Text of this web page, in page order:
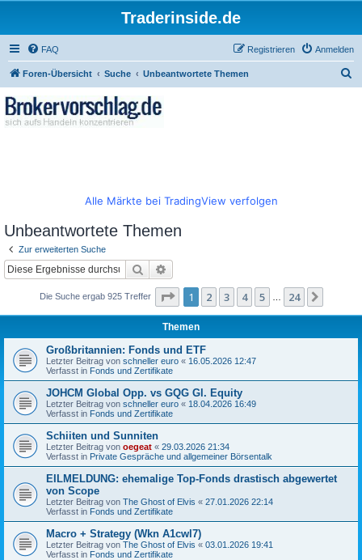
Traderinside.de
FAQ Anmelden
Registrieren
Foren-Übersicht Suche Unbeantwortete Themen
Alle Märkte bei TradingView verfolgen
Unbeantwortete Themen
Zur erweiterten Suche
Suche
Die Suche ergab 925 Treffer Seite 1von 24
1 2 3 4 5 24
Themen
Großbritannien: Fonds und ETF
Letzter Beitrag von schneller euro « 16.05.2026 12:47
Verfasst in Fonds und Zertifikate
JOHCM Global Opp. vs GQG Gl. Equity
Letzter Beitrag von schneller euro « 18.04.2026 16:49
Verfasst in Fonds und Zertifikate
Schiiten und Sunniten
Letzter Beitrag von oegeat « 29.03.2026 21:34
Verfasst in Private Gespräche und allgemeiner Börsentalk
EILMELDUNG: ehemalige Top-Fonds drastisch abgewertet
von Scope
Letzter Beitrag von The Ghost of Elvis « 27.01.2026 22:14
Verfasst in Fonds und Zertifikate
Macro + Strategy (Wkn A1cwl7)
Letzter Beitrag von The Ghost of Elvis « 03.01.2026 19:41
Verfasst in Fonds und Zertifikate